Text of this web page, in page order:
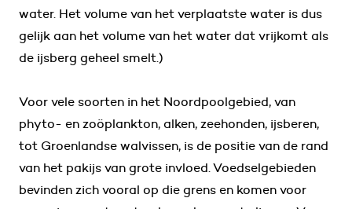
water. Het volume van het verplaatste water is dus
gelijk aan het volume van het water dat vrijkomt als
de ijsberg geheel smelt.)
Voor vele soorten in het Noordpoolgebied, van
phyto- en zoöplankton, alken, zeehonden, ijsberen,
tot Groenlandse walvissen, is de positie van de rand
van het pakijs van grote invloed. Voedselgebieden
bevinden zich vooral op die grens en komen voor